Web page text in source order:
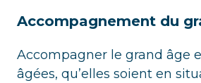
Accompagnement du
Accompagner le grand âge
âgées, qu’elles soient en